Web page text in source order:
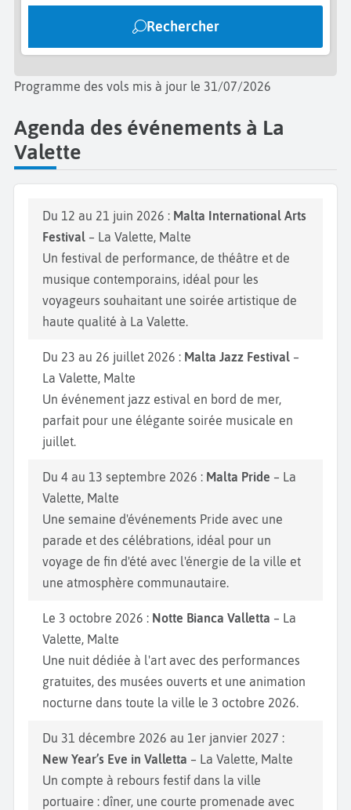
Rechercher
Programme des vols mis à jour le 31/07/2026
Agenda des événements à La
Valette
Du 12 au 21 juin 2026 : Malta International Arts
Festival – La Valette, Malte
Un festival de performance, de théâtre et de
musique contemporains, idéal pour les
voyageurs souhaitant une soirée artistique de
haute qualité à La Valette.
Du 23 au 26 juillet 2026 : Malta Jazz Festival –
La Valette, Malte
Un événement jazz estival en bord de mer,
parfait pour une élégante soirée musicale en
juillet.
Du 4 au 13 septembre 2026 : Malta Pride – La
Valette, Malte
Une semaine d'événements Pride avec une
parade et des célébrations, idéal pour un
voyage de fin d'été avec l'énergie de la ville et
une atmosphère communautaire.
Le 3 octobre 2026 : Notte Bianca Valletta – La
Valette, Malte
Une nuit dédiée à l'art avec des performances
gratuites, des musées ouverts et une animation
nocturne dans toute la ville le 3 octobre 2026.
Du 31 décembre 2026 au 1er janvier 2027 :
New Year’s Eve in Valletta – La Valette, Malte
Un compte à rebours festif dans la ville
portuaire : dîner, une courte promenade avec